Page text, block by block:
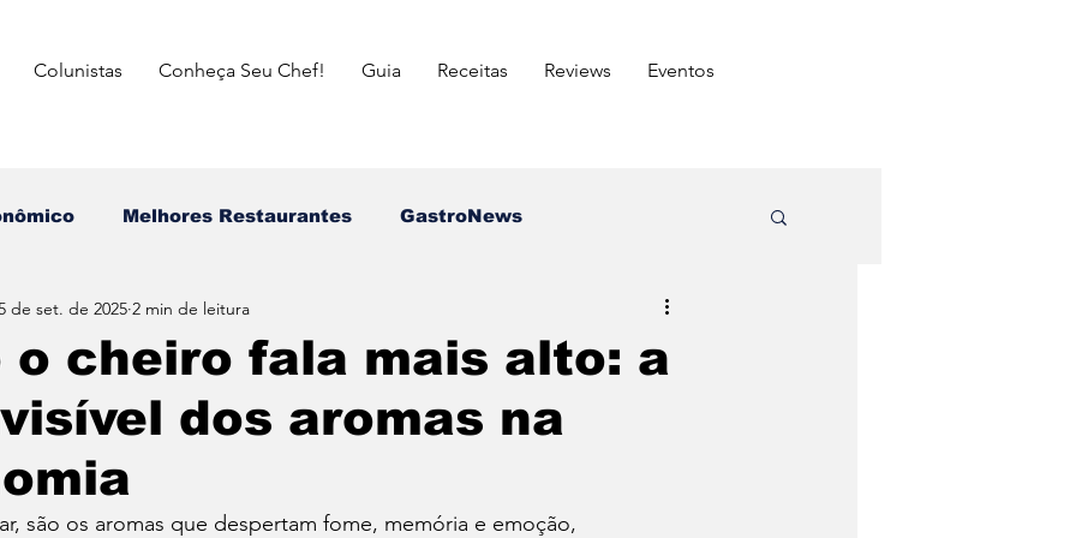
Colunistas Conheça Seu Chef! Guia Receitas Reviews ⁠Eventos
Melhores Restaurantes ⁠GastroNews
⁠Insiders Campeões do Match Gastronômico
Italiana Mexicana Japonesa Arabe
o cheiro fala mais alto: a
dos aromas na
de set. de 2025 2 min de leitura
são os aromas que despertam fome, memória e emoção,